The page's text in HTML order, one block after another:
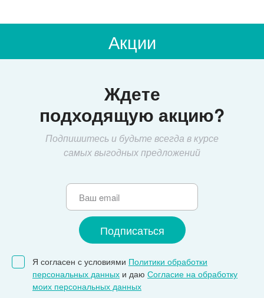
Акции
Ждете
подходящую акцию?
Подпишитесь и будьте всегда в курсе
самых выгодных предложений
Я согласен с условиями Политики обработки
персональных данных и даю Согласие на обработку
моих персональных данных